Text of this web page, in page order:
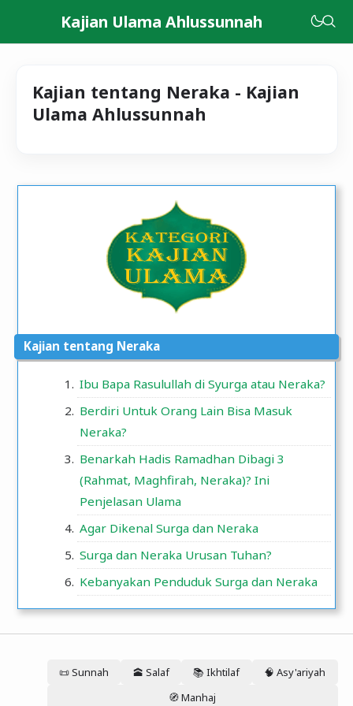
Kajian Ulama Ahlussunnah
Kajian tentang Neraka - Kajian
Ulama Ahlussunnah
Kajian tentang Neraka
Ibu Bapa Rasulullah di Syurga atau Neraka?
Berdiri Untuk Orang Lain Bisa Masuk
Neraka?
Benarkah Hadis Ramadhan Dibagi 3
(Rahmat, Maghfirah, Neraka)? Ini
Penjelasan Ulama
Agar Dikenal Surga dan Neraka
Surga dan Neraka Urusan Tuhan?
Kebanyakan Penduduk Surga dan Neraka
📜 Sunnah 🕋 Salaf 📚 Ikhtilaf
🧠 Asy'ariyah
🧭 Manhaj